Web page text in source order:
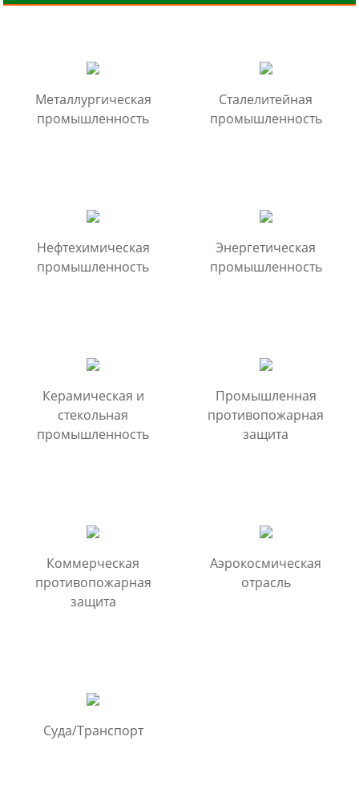
Металлургическая
промышленность
Сталелитейная
промышленность
Нефтехимическая
промышленность
Энергетическая
промышленность
Керамическая и
стекольная
промышленность
Промышленная
противопожарная
защита
Коммерческая
противопожарная
защита
Аэрокосмическая
отрасль
Суда/Транспорт